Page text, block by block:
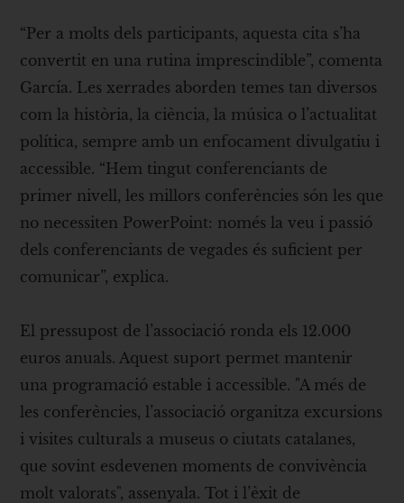
“Per a molts dels participants, aquesta cita s’ha
convertit en una rutina imprescindible”, comenta
García. Les xerrades aborden temes tan diversos
com la història, la ciència, la música o l’actualitat
política, sempre amb un enfocament divulgatiu i
accessible. “Hem tingut conferenciants de
primer nivell, les millors conferències són les que
no necessiten PowerPoint: només la veu i passió
dels conferenciants de vegades és suficient per
comunicar”, explica.
El pressupost de l’associació ronda els 12.000
euros anuals. Aquest suport permet mantenir
una programació estable i accessible. "A més de
les conferències, l’associació organitza excursions
i visites culturals a museus o ciutats catalanes,
que sovint esdevenen moments de convivència
molt valorats", assenyala. Tot i l’èxit de